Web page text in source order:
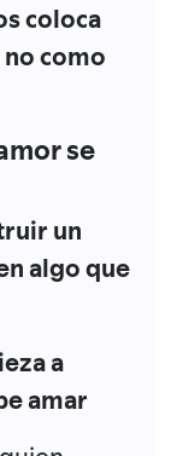
coloca
como
se
un
algo que
a
amar